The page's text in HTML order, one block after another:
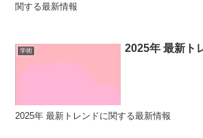
関する最新情報
学術 2025年 最新ト
2025年 最新トレンドに関する最新情報